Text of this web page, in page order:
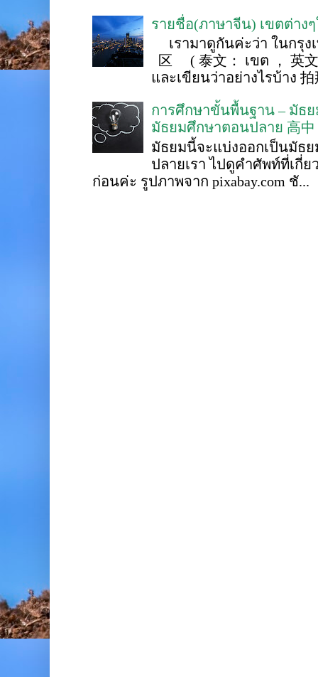
รายชื่อ(ภาษาจีน) เขตต่าง
เรามาดูกันค่ะว่า ในกรุง
区 ( 泰文： เขต ， 英
และเขียนว่าอย่างไรบ้าง 拍
การศึกษาขั้นพื้นฐาน – มัธ
มัธยมศึกษาตอนปลาย 高中
มัธยมนี้จะแบ่งออกเป็นมัธ
ปลายเรา ไปดูคำศัพท์ที่เกี่
ก่อนค่ะ รูปภาพจาก pixabay.com ชั...